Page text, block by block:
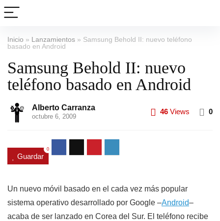
Inicio » Lanzamientos » Samsung Behold II: nuevo teléfono
basado en Android
Samsung Behold II: nuevo
teléfono basado en Android
Alberto Carranza
octubre 6, 2009
46 Views 0
Guardar
0
Un nuevo móvil basado en el cada vez más popular
sistema operativo desarrollado por Google –Android–
acaba de ser lanzado en Corea del Sur. El teléfono recibe